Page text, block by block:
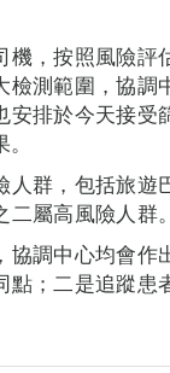
機，按照風險評
檢測範圍，協調
安排於今天接受
人群，包括旅遊
屬高風險人群。
協調中心均會作
點；二是追蹤患